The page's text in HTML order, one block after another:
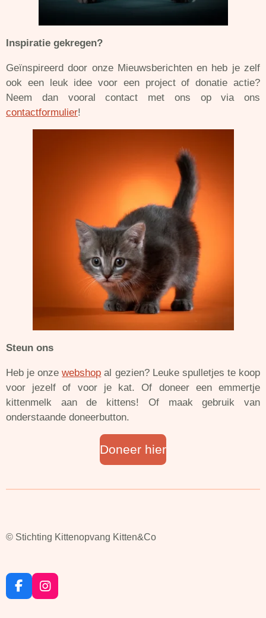
Inspiratie gekregen?
Geïnspireerd door onze Mieuwsberichten en heb je zelf
ook een leuk idee voor een project of donatie actie?
Neem dan vooral contact met ons op via ons
contactformulier!
Steun ons
Heb je onzewebshop al gezien? Leuke spulletjes te koop
voor jezelf of voor je kat. Of doneer een emmertje
kittenmelk aan de kittens! Of maak gebruik van
onderstaande doneerbutton.
Doneer hier
© Stichting Kittenopvang Kitten&Co
F
a
I
n